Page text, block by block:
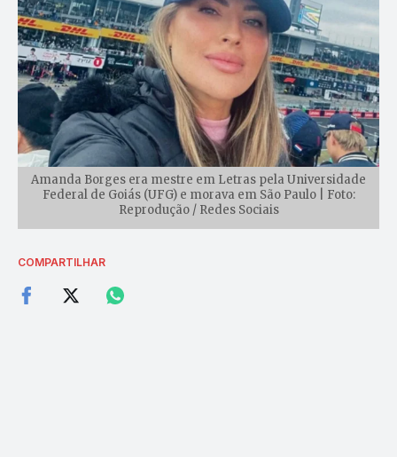
Amanda Borges era mestre em Letras pela Universidade
Federal de Goiás (UFG) e morava em São Paulo | Foto:
Reprodução / Redes Sociais
COMPARTILHAR